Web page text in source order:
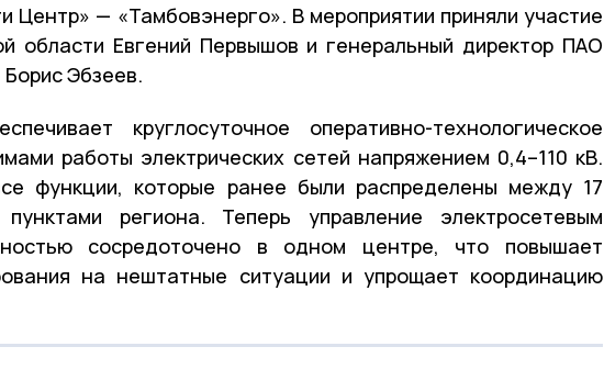
Центр» — «Тамбовэнерго». В мероприятии приняли участие
области Евгений Первышов и генеральный директор ПАО
Эбзеев.
круглосуточное оперативно-технологическое
работы электрических сетей напряжением 0,4–110 кВ.
функции, которые ранее были распределены между 17
пунктами региона. Теперь управление электросетевым
сосредоточено в одном центре, что повышает
на нештатные ситуации и упрощает координацию